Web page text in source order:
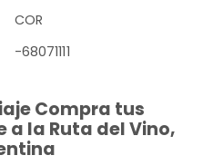
COR
-68071111
Compra tus
a la Ruta del Vino,